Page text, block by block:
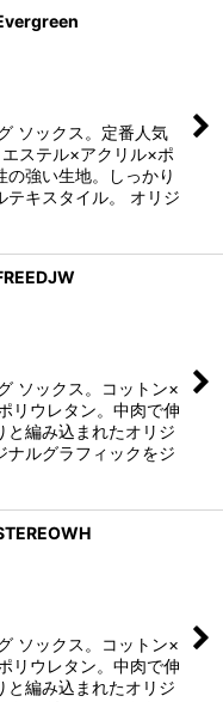
ソックス。定番人気
ステル×アクリル×ポ
の強い生地。しっかり
テキスタイル。 オリジ
ソックス。コットン×
リウレタン。中肉で伸
と編み込まれたオリジ
ナルグラフィックをジ
ソックス。コットン×
リウレタン。中肉で伸
と編み込まれたオリジ